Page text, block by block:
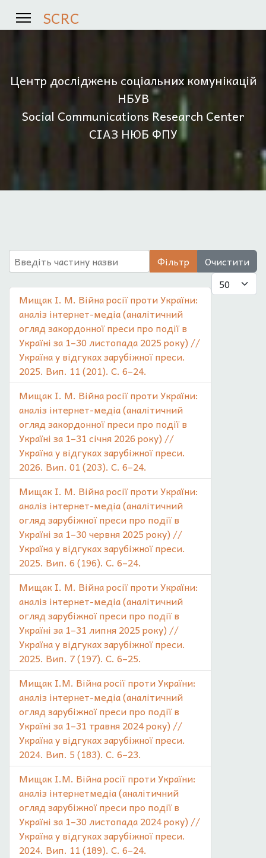
SCRC
Центр досліджень соціальних комунікацій
НБУВ
Social Communications Research Center
СІАЗ НЮБ ФПУ
Введіть частину назви Фільтр
Очистити
Показувати
Мищак І. М. Війна росії проти України:
аналіз інтернет-медіа (аналітичний
огляд закордонної преси про події в
Україні за 1–30 листопада 2025 року) //
Україна у відгуках зарубіжної преси.
2025. Вип. 11 (201). С. 6–24.
Мищак І. М. Війна росії проти України:
аналіз інтернет-медіа (аналітичний
огляд закордонної преси про події в
Україні за 1–31 січня 2026 року) //
Україна у відгуках зарубіжної преси.
2026. Вип. 01 (203). С. 6–24.
Мищак І. М. Війна росії проти України:
аналіз інтернет-медіа (аналітичний
огляд зарубіжної преси про події в
Україні за 1–30 червня 2025 року) //
Україна у відгуках зарубіжної преси.
2025. Вип. 6 (196). С. 6–24.
Мищак І. М. Війна росії проти України:
аналіз інтернет-медіа (аналітичний
огляд зарубіжної преси про події в
Україні за 1–31 липня 2025 року) //
Україна у відгуках зарубіжної преси.
2025. Вип. 7 (197). С. 6–25.
Мищак І.М. Війна росії проти України:
аналіз інтернет-медіа (аналітичний
огляд зарубіжної преси про події в
Україні за 1–31 травня 2024 року) //
Україна у відгуках зарубіжної преси.
2024. Вип. 5 (183). С. 6–23.
Мищак І.М. Війна росії проти України:
аналіз інтернетмедіа (аналітичний
огляд зарубіжної преси про події в
Україні за 1–30 листопада 2024 року) //
Україна у відгуках зарубіжної преси.
2024. Вип. 11 (189). С. 6–24.